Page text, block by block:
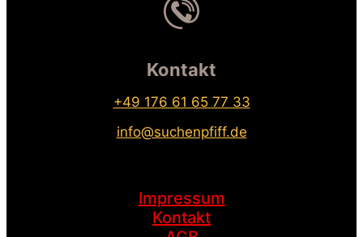
Kontakt
+49 176 61 65 77 33
info@suchenpfiff.de
Impressum
Kontakt